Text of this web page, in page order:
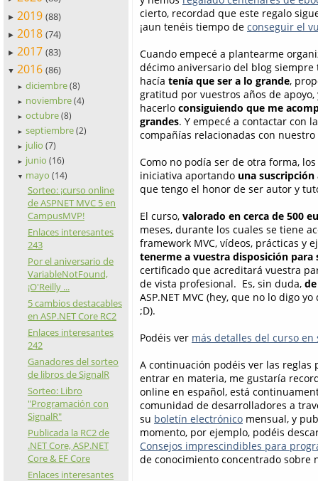
► 2019 (88)
► 2018 (74)
► 2017 (83)
▼ 2016 (86)
► diciembre (8)
► noviembre (4)
► octubre (8)
► septiembre (2)
► julio (7)
► junio (16)
▼ mayo (14)
Sorteo: ¡curso online
de ASPNET MVC 5 en
CampusMVP!
Enlaces interesantes
243
Por el aniversario de
VariableNotFound,
¡O'Reilly ...
5 cambios destacables
en ASP.NET Core RC2
Enlaces interesantes
242
Ganadores del sorteo
de libros de SignalR
Sorteo: Libro
"Programación con
SignalR"
Publicada la RC2 de
.NET Core, ASP.NET
Core & EF Core
Enlaces interesantes
cierto, recordad que este regalo
¡aun tenéis tiempo de conseguir el
Cuando empecé a plantearme
décimo aniversario del blog siempre
hacía tenía que ser a lo grande,
gratitud por vuestros años de apoyo,
hacerlo consiguiendo que me
grandes. Y empecé a contactar con
compañías relacionadas con nuestro
Como no podía ser de otra forma,
iniciativa aportando una
que tengo el honor de ser autor y
El curso, valorado en cerca de 500
meses, durante los cuales se tiene
framework MVC, vídeos, prácticas y
tenerme a vuestra disposición para
certificado que acreditará vuestra
de vista profesional. Es, sin duda,
ASP.NET MVC (hey, que no lo digo
;D).
Podéis ver más detalles del curso
A continuación podéis ver las
entrar en materia, me gustaría
online en español, está
comunidad de desarrolladores a
su boletín electrónico mensual, y
momento, por ejemplo, podéis
Consejos imprescindibles para
de conocimiento concentrado sobre